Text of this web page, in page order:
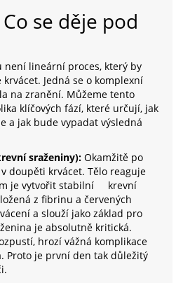
se děje pod
není lineární proces, který by
Jedná se o komplexní
na zranění. Můžeme tento
klíčových fází, které určují, jak
a jak bude vypadat výsledná
sraženiny): Okamžitě po
doupěti krvácet. Tělo reaguje
je vytvořit stabilní
krevní
z fibrinu a červených
a slouží jako základ pro
je absolutně kritická.
hrozí vážná komplikace
Proto je první den tak důležitý